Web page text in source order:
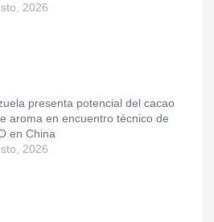
2026
presenta potencial del cacao
aroma en encuentro técnico de
en China
2026